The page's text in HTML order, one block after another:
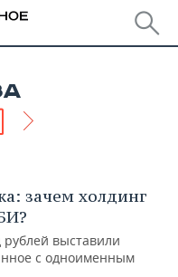
зачем холдинг
выставили
с одноименным